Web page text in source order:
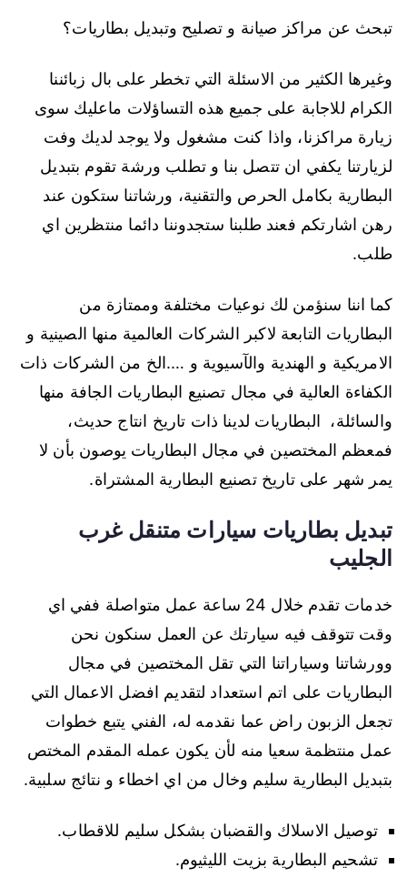
تبحث عن مراكز صيانة و تصليح وتبديل بطاريات؟
وغيرها الكثير من الاسئلة التي تخطر على بال زبائننا
الكرام للاجابة على جميع هذه التساؤلات ماعليك سوى
زيارة مراكزنا، واذا كنت مشغول ولا يوجد لديك وفت
لزيارتنا يكفي ان تتصل بنا و تطلب ورشة تقوم بتبديل
البطارية بكامل الحرص والتقنية، ورشاتنا ستكون عند
رهن اشارتكم فعند طلبنا ستجدوننا دائما منتظرين اي
طلب.
كما اننا سنؤمن لك نوعيات مختلفة وممتازة من
البطاريات التابعة لاكبر الشركات العالمية منها الصينية و
الامريكية و الهندية والآسيوية و ….الخ من الشركات ذات
الكفاءة العالية في مجال تصنيع البطاريات الجافة منها
والسائلة، البطاريات لدينا ذات تاريخ انتاج حديث،
فمعظم المختصين في مجال البطاريات يوصون بأن لا
يمر شهر على تاريخ تصنيع البطارية المشتراة.
تبديل بطاريات سيارات متنقل غرب
الجليب
خدمات تقدم خلال 24 ساعة عمل متواصلة ففي اي
وقت تتوقف فيه سيارتك عن العمل سنكون نحن
وورشاتنا وسياراتنا التي تقل المختصين في مجال
البطاريات على اتم استعداد لتقديم افضل الاعمال التي
تجعل الزبون راض عما نقدمه له، الفني يتبع خطوات
عمل منتظمة سعيا منه لأن يكون عمله المقدم المختص
بتبديل البطارية سليم وخال من اي اخطاء و نتائج سلبية.
توصيل الاسلاك والقضبان بشكل سليم للاقطاب.
تشحيم البطارية بزيت الليثيوم.